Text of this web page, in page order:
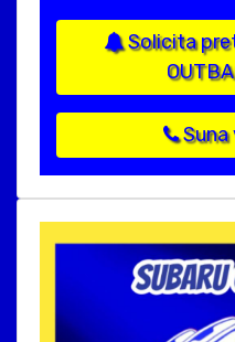
Solicita
Suna